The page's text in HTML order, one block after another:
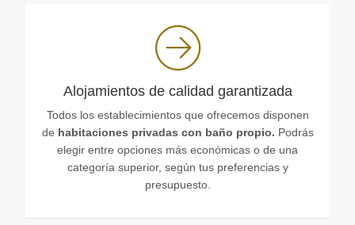
Alojamientos de calidad garantizada
Todos los establecimientos que ofrecemos disponen
de habitaciones privadas con baño propio. Podrás
elegir entre opciones más económicas o de una
categoría superior, según tus preferencias y
presupuesto.